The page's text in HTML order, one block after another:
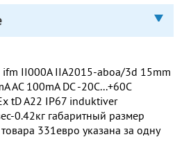
ifm II000A IIA2015-aboa/3d 15mm
AC 100mA DC -20С...+60С
tD A22 IP67 induktiver
0.42кг габаритный размер
331евро указана за одну